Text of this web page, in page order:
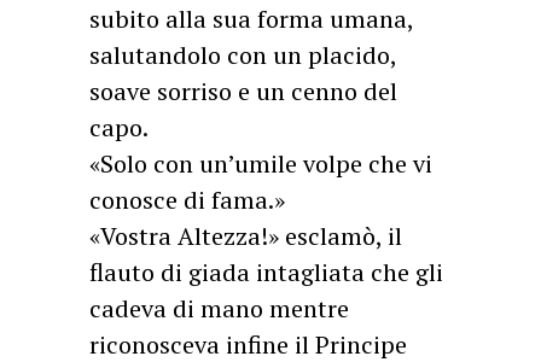
subito alla sua forma umana,
salutandolo con un placido,
soave sorriso e un cenno del
capo.
«Solo con un’umile volpe che vi
conosce di fama.»
«Vostra Altezza!» esclamò, il
flauto di giada intagliata che gli
cadeva di mano mentre
riconosceva infine il Principe